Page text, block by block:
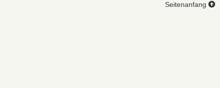
Seitenanfang